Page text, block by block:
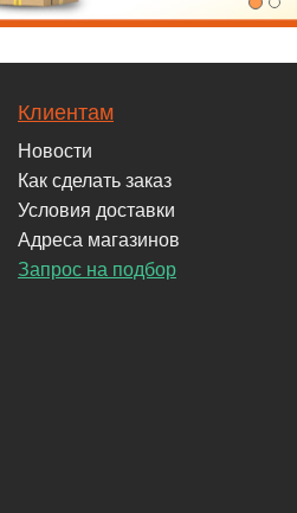
Клиентам
Новости
Как сделать заказ
Условия доставки
Адреса магазинов
Запрос на подбор